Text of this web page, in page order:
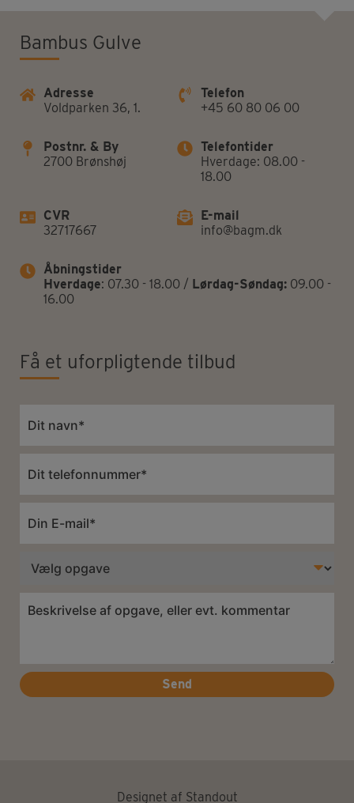
Bambus Gulve
Adresse
Voldparken 36, 1.
Telefon
+45 60 80 06 00
Postnr. & By
2700 Brønshøj
Telefontider
Hverdage: 08.00 -
18.00
CVR
32717667
E-mail
info@bagm.dk
Åbningstider
Hverdage: 07.30 - 18.00 / Lørdag-Søndag: 09.00 -
16.00
Få et uforpligtende tilbud
mail
Designet af Standout